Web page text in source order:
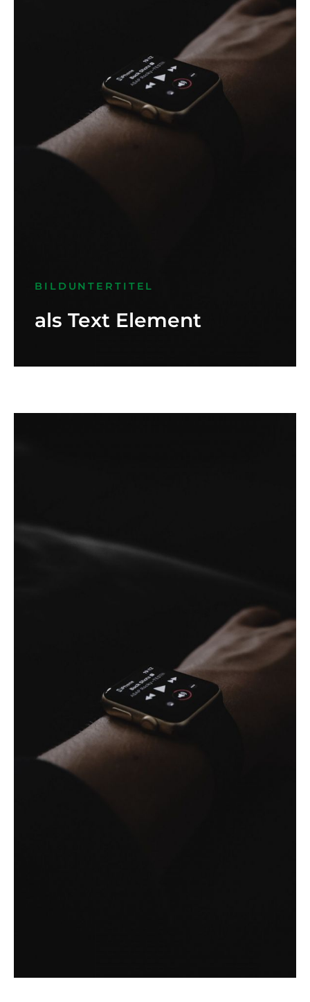
BILDUNTERTITEL
als Text Element